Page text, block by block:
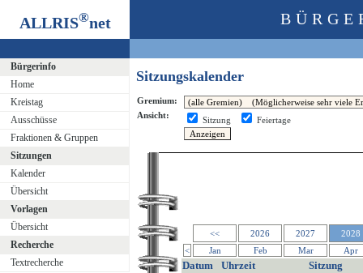
ALLRIS®net
Bürgerinfo
Home
Kreistag
Ausschüsse
Fraktionen & Gruppen
Sitzungen
Kalender
Übersicht
Vorlagen
Übersicht
Recherche
Textrecherche
Sitzungskalender
Gremium:
Ansicht:
Sitzung Feiertage
<< 2026 2027
2028
<
Jan Feb Mar Apr
Datum Uhrzeit Sitzung